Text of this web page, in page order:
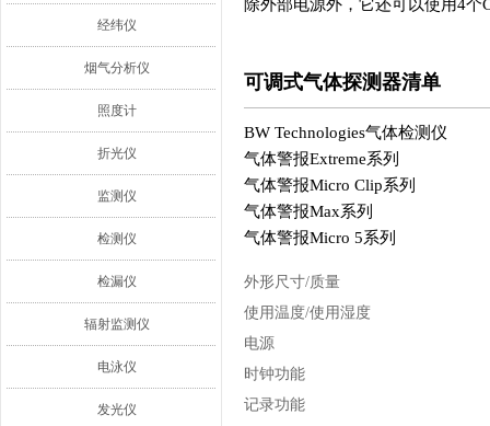
经纬仪
烟气分析仪
照度计
折光仪
监测仪
检测仪
检漏仪
辐射监测仪
电泳仪
发光仪
除外部电源外，它还可以使用4
可调式气体探测器清单
BW Technologies气体检测仪
气体警报Extreme系列
气体警报Micro Clip系列
气体警报Max系列
气体警报Micro 5系列
外形尺寸/质量
使用温度/使用湿度
电源
时钟功能
记录功能